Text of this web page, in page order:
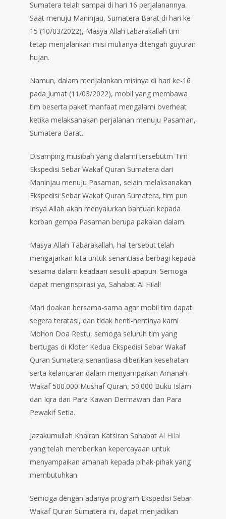
Sumatera telah sampai di hari 16 perjalanannya.
Saat menuju Maninjau, Sumatera Barat di hari ke
15 (10/03/2022), Masya Allah tabarakallah tim
tetap menjalankan misi mulianya ditengah guyuran
hujan.
Namun, dalam menjalankan misinya di hari ke-16
pada Jumat (11/03/2022), mobil yang membawa
tim beserta paket manfaat mengalami overheat
ketika melaksanakan perjalanan menuju Pasaman,
Sumatera Barat.
Disamping musibah yang dialami tersebutm Tim
Ekspedisi Sebar Wakaf Quran Sumatera dari
Maninjau menuju Pasaman, selain melaksanakan
Ekspedisi Sebar Wakaf Quran Sumatera, tim pun
Insya Allah akan menyalurkan bantuan kepada
korban gempa Pasaman berupa pakaian dalam.
Masya Allah Tabarakallah, hal tersebut telah
mengajarkan kita untuk senantiasa berbagi kepada
sesama dalam keadaan sesulit apapun. Semoga
dapat menginspirasi ya, Sahabat Al Hilal!
Mari doakan bersama-sama agar mobil tim dapat
segera teratasi, dan tidak henti-hentinya kami
Mohon Doa Restu, semoga seluruh tim yang
bertugas di Kloter Kedua Ekspedisi Sebar Wakaf
Quran Sumatera senantiasa diberikan kesehatan
serta kelancaran dalam menyampaikan Amanah
Wakaf 500.000 Mushaf Quran, 50.000 Buku Islam
dan Iqra dari Para Kawan Dermawan dan Para
Pewakif Setia.
Jazakumullah Khairan Katsiran Sahabat Al Hilal
yang telah memberikan kepercayaan untuk
menyampaikan amanah kepada pihak-pihak yang
membutuhkan.
Semoga dengan adanya program Ekspedisi Sebar
Wakaf Quran Sumatera ini, dapat menjadikan